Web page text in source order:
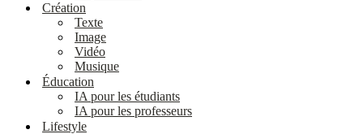
Création
Texte
Image
Vidéo
Musique
Éducation
IA pour les étudiants
IA pour les professeurs
Lifestyle